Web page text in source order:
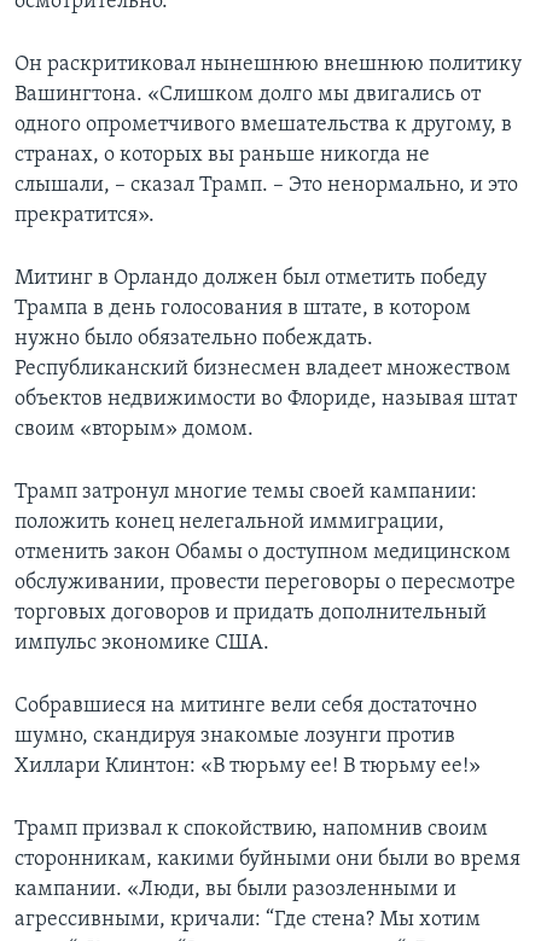
Он раскритиковал нынешнюю внешнюю политику
Вашингтона. «Слишком долго мы двигались от
одного опрометчивого вмешательства к другому, в
странах, о которых вы раньше никогда не
слышали, – сказал Трамп. – Это ненормально, и это
прекратится».
Митинг в Орландо должен был отметить победу
Трампа в день голосования в штате, в котором
нужно было обязательно побеждать.
Республиканский бизнесмен владеет множеством
объектов недвижимости во Флориде, называя штат
своим «вторым» домом.
Трамп затронул многие темы своей кампании:
положить конец нелегальной иммиграции,
отменить закон Обамы о доступном медицинском
обслуживании, провести переговоры о пересмотре
торговых договоров и придать дополнительный
импульс экономике США.
Собравшиеся на митинге вели себя достаточно
шумно, скандируя знакомые лозунги против
Хиллари Клинтон: «В тюрьму ее! В тюрьму ее!»
Трамп призвал к спокойствию, напомнив своим
сторонникам, какими буйными они были во время
кампании. «Люди, вы были разозленными и
агрессивными, кричали: “Где стена? Мы хотим